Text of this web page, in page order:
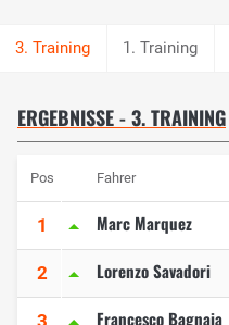
1. Training
ERGEBNISSE - 3. TRAINING
Pos Fahrer
1 Marc Marquez
2 Lorenzo Savadori
Francesco Bagnaia